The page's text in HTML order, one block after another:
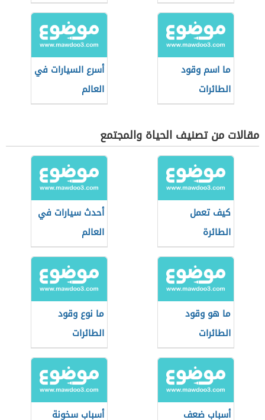
ما اسم وقود
الطائرات
أسرع السيارات في
العالم
مقالات من تصنيف الحياة والمجتمع
كيف تعمل
الطائرة
أحدث سيارات في
العالم
ما هو وقود
الطائرات
ما نوع وقود
الطائرات
أسباب ضعف
أسباب سخونة